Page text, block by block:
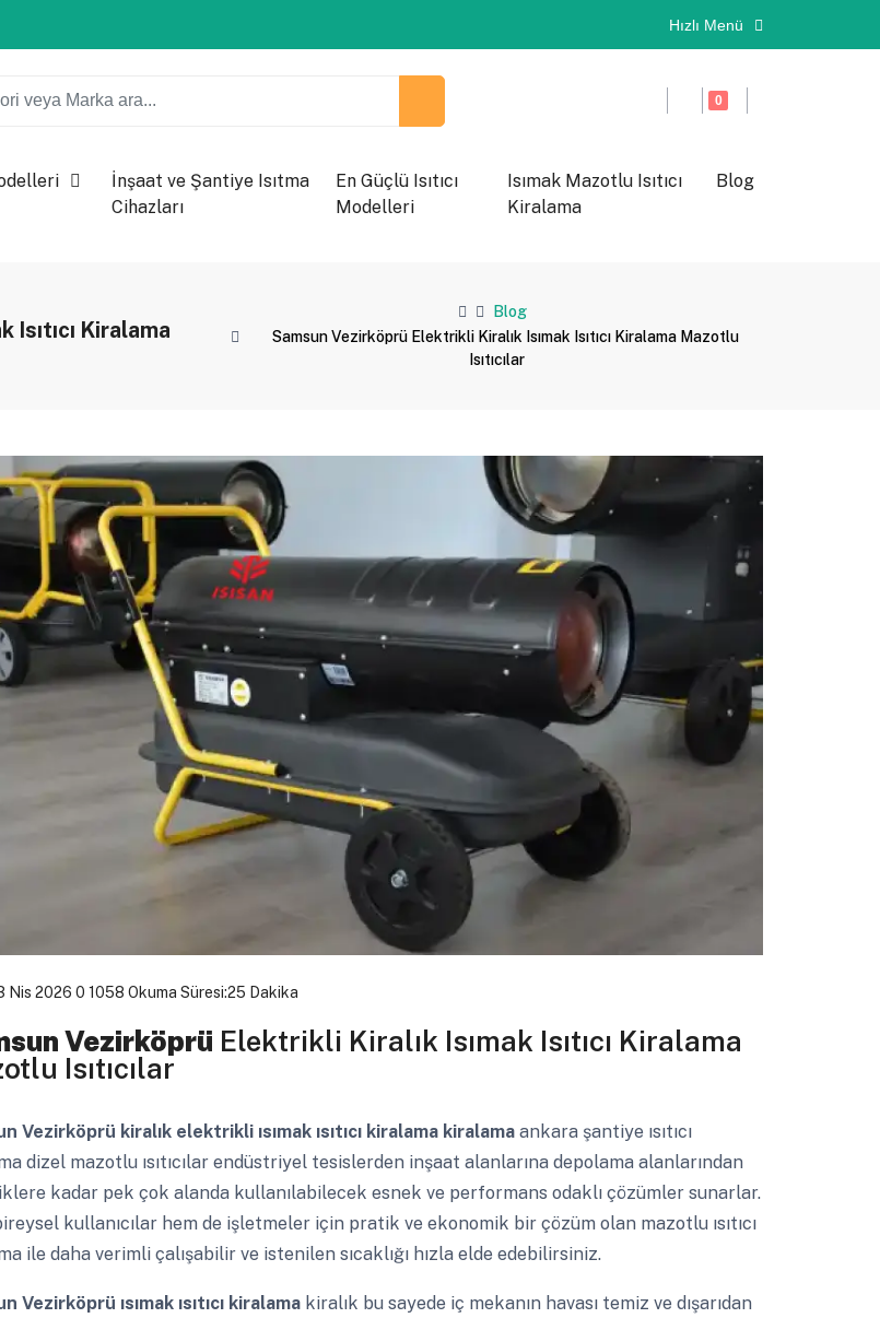
Hızlı Menü
0
İnşaat ve Şantiye Isıtma
Cihazları
En Güçlü Isıtıcı
Modelleri
Isımak Mazotlu Isıtıcı
Kiralama
Blog
Isıtıcı Kiralama
Blog
Samsun Vezirköprü Elektrikli Kiralık Isımak Isıtıcı Kiralama Mazotlu
Isıtıcılar
Nis 2026 0 1058 Okuma Süresi:25 Dakika
Vezirköprü Elektrikli Kiralık Isımak Isıtıcı Kiralama
Isıtıcılar
Vezirköprü kiralık elektrikli ısımak ısıtıcı kiralama kiralama ankara şantiye ısıtıcı
dizel mazotlu ısıtıcılar endüstriyel tesislerden inşaat alanlarına depolama alanlarından
kadar pek çok alanda kullanılabilecek esnek ve performans odaklı çözümler sunarlar.
kullanıcılar hem de işletmeler için pratik ve ekonomik bir çözüm olan mazotlu ısıtıcı
ile daha verimli çalışabilir ve istenilen sıcaklığı hızla elde edebilirsiniz.
Vezirköprü ısımak ısıtıcı kiralama kiralık bu sayede iç mekanın havası temiz ve dışarıdan